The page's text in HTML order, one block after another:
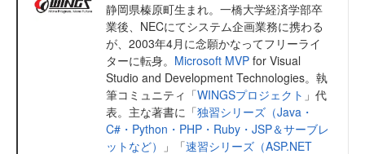
静岡県榛原町生まれ。一橋大学経済学部卒
業後、NECにてシステム企画業務に携わる
が、2003年4月に念願かなってフリーライ
ターに転身。 Microsoft MVP for Visual
Studio and Development Technologies。執
筆コミュニティ「WINGSプロジェクト 」代
表。主な著書に「独習シリーズ（Java・
C#・Python・PHP・Ruby・JSP＆サーブレ
ットなど）
」「速習シリーズ（ASP.NET